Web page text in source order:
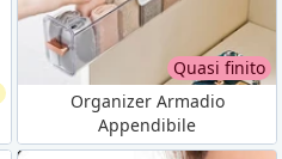
Quasi finito
Organizer Armadio
Appendibile